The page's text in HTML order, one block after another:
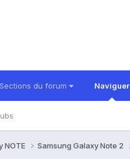
Sections du forum Naviguer
NOTE Samsung Galaxy Note 2